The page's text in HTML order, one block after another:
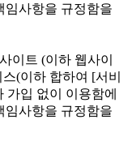
임사항을 규정함을
이트 (이하 웹사이
(이하 합하여 [서비
가입 없이 이용함에
임사항을 규정함을